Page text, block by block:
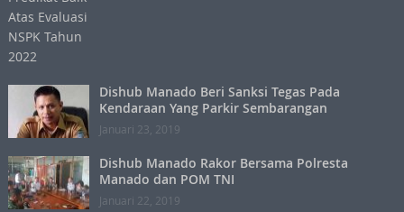
Dishub Manado Beri Sanksi Tegas Pada
Kendaraan Yang Parkir Sembarangan
Januari 23, 2019
Dishub Manado Rakor Bersama Polresta
Manado dan POM TNI
Januari 22, 2019